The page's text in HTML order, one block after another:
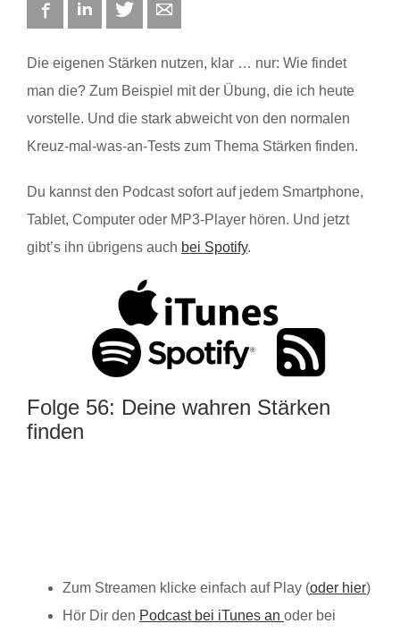
FacebookLinkedIn Twitter
Die eigenen Stärken nutzen, klar … nur: Wie findet
man die? Zum Beispiel mit der Übung, die ich heute
vorstelle. Und die stark abweicht von den normalen
Kreuz-mal-was-an-Tests zum Thema Stärken finden.
Du kannst den Podcast sofort auf jedem Smartphone,
Tablet, Computer oder MP3-Player hören. Und jetzt
gibt’s ihn übrigens auch bei Spotify.
Folge 56: Deine wahren Stärken
finden
Zum Streamen klicke einfach auf Play (oder hier)
Hör Dir den Podcast bei iTunes an oder bei